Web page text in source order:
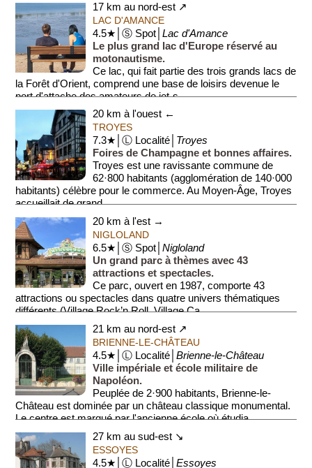
17 km au nord-est ↗
LAC D'AMANCE
4.5★│Ⓢ Spot│Lac d'Amance
Le plus grand lac d'Europe réservé au
motonautisme.
Ce lac, qui fait partie des trois grands lacs de
la Forêt d'Orient, comprend une base de loisirs devenue le
port d'attache des amateurs de jet-s...
20 km à l'ouest ←
TROYES
7.3★│Ⓛ Localité│ Troyes
Foires de Champagne et bonnes affaires.
Troyes est une ravissante commune de
62·800 habitants (agglomération de 140·000
habitants) célèbre pour le commerce. Au Moyen-Âge, Troyes
accueillait de grand...
20 km à l'est →
NIGLOLAND
6.5★│Ⓢ Spot│Nigloland
Un grand parc à thèmes avec 43
attractions et spectacles.
Ce parc, ouvert en 1987, comporte 43
attractions ou spectacles dans quatre univers thématiques
différents (Village Rock’n Roll, Village Ca...
21 km au nord-est ↗
BRIENNE-LE-CHÂTEAU
4.5★│Ⓛ Localité│Brienne-le-Château
Ville impériale et école militaire de
Napoléon.
Peuplée de 2·900 habitants, Brienne-le-
Château est dominée par un château classique monumental.
Le centre est marqué par l'ancienne école où étudia...
27 km au sud-est ↘
ESSOYES
4.5★│Ⓛ Localité│Essoyes